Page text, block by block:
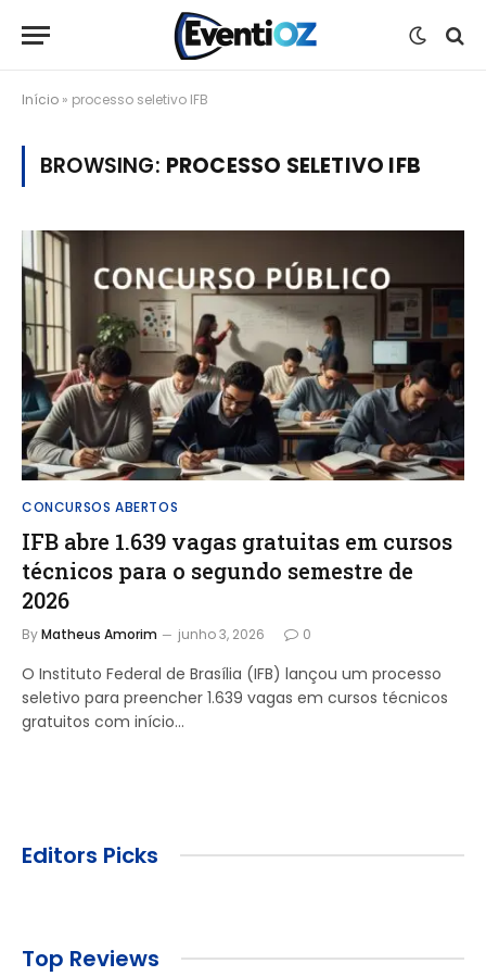
Início » processo seletivo IFB
BROWSING: PROCESSO SELETIVO IFB
CONCURSOS ABERTOS
IFB abre 1.639 vagas gratuitas em cursos
técnicos para o segundo semestre de
2026
ByMatheus Amorim junho 3, 2026 0
O Instituto Federal de Brasília (IFB) lançou um processo
seletivo para preencher 1.639 vagas em cursos técnicos
gratuitos com início…
Editors Picks
Top Reviews